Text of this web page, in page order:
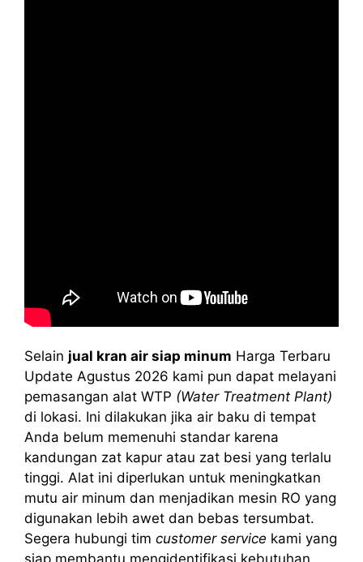
Selain jual kran air siap minum Harga Terbaru
Update Agustus 2026 kami pun dapat melayani
pemasangan alat WTP (Water Treatment Plant)
di lokasi. Ini dilakukan jika air baku di tempat
Anda belum memenuhi standar karena
kandungan zat kapur atau zat besi yang terlalu
tinggi. Alat ini diperlukan untuk meningkatkan
mutu air minum dan menjadikan mesin RO yang
digunakan lebih awet dan bebas tersumbat.
Segera hubungi tim customer service kami yang
siap membantu mengidentifikasi kebutuhan